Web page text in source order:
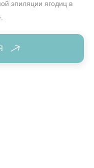
эпиляции ягодиц в